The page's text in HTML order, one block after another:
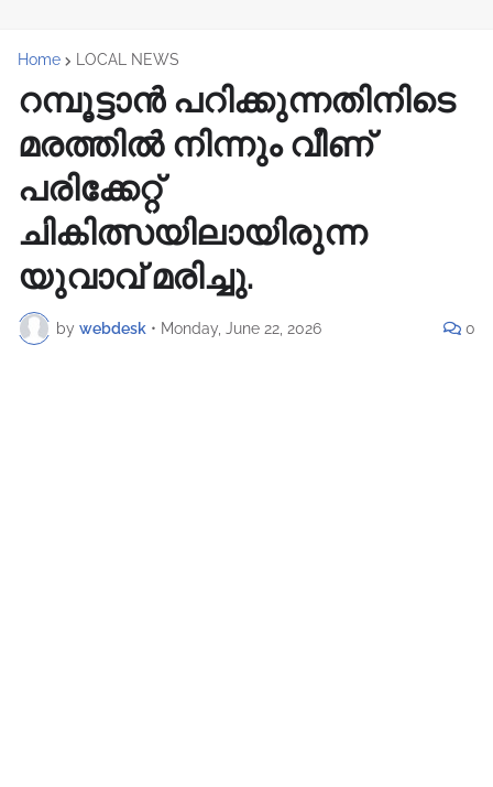
Home LOCAL NEWS
റമ്പൂട്ടാൻ പറിക്കുന്നതിനിടെ
മരത്തിൽ നിന്നും വീണ്
പരിക്കേറ്റ്
ചികിത്സയിലായിരുന്ന
യുവാവ് മരിച്ചു.
by webdesk • Monday, June 22, 2026 0